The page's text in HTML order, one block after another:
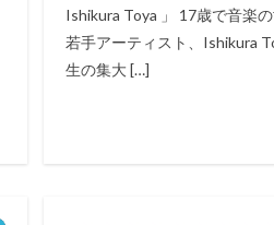
Ishikura Toya 」 17歳で音楽
若手アーティスト、Ishikura
生の集大 […]